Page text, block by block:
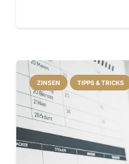
ZINSEN TIPPS & TRICKS